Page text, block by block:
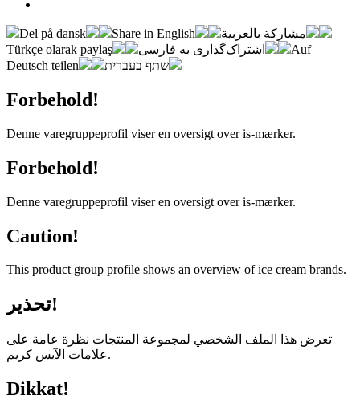
Del på dansk Share in English
مشاركة بالعربية
Türkçe olarak paylaş
اشتراک‌گذاری به فارسی
Auf
Deutsch teilen
שתף בעברית
Forbehold!
Denne varegruppeprofil viser en oversigt over is-mærker.
Forbehold!
Denne varegruppeprofil viser en oversigt over is-mærker.
Caution!
This product group profile shows an overview of ice cream brands.
تحذير!
تعرض هذا الملف الشخصي لمجموعة المنتجات نظرة عامة على
علامات الآيس كريم.
Dikkat!